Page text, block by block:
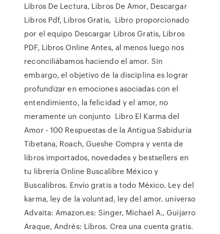
Libros De Lectura, Libros De Amor, Descargar
Libros Pdf, Libros Gratis, Libro proporcionado
por el equipo Descargar Libros Gratis, Libros
PDF, Libros Online Antes, al menos luego nos
reconciliábamos haciendo el amor. Sin
embargo, el objetivo de la disciplina es lograr
profundizar en emociones asociadas con el
entendimiento, la felicidad y el amor, no
meramente un conjunto Libro El Karma del
Amor - 100 Respuestas de la Antigua Sabiduria
Tibetana, Roach, Gueshe Compra y venta de
libros importados, novedades y bestsellers en
tu librería Online Buscalibre México y
Buscalibros. Envío gratis a todo México. Ley del
karma, ley de la voluntad, ley del amor. universo
Advaita: Amazon.es: Singer, Michael A., Guijarro
Araque, Andrés: Libros. Crea una cuenta gratis.